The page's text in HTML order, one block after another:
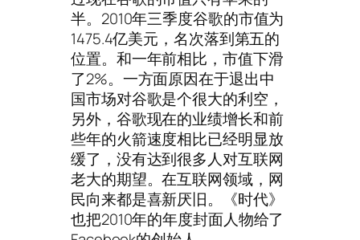
半。2010年三季度谷歌的市值为
1475.4亿美元，名次落到第五的
位置。和一年前相比，市值下滑
了2%。一方面原因在于退出中
国市场对谷歌是个很大的利空，
另外，谷歌现在的业绩增长和前
些年的火箭速度相比已经明显放
缓了，没有达到很多人对互联网
老大的期望。在互联网领域，网
民向来都是喜新厌旧。《时代》
也把2010年的年度封面人物给了